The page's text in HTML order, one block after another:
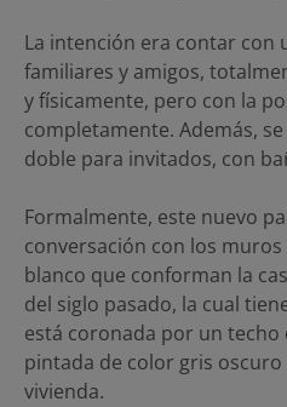
La intención era contar con
familiares y amigos,
y físicamente, pero con la
completamente. Además,
doble para invitados, con
Formalmente, este nuevo
conversación con los
blanco que conforman la
del siglo pasado, la cual
está coronada por un techo
pintada de color gris
vivienda.